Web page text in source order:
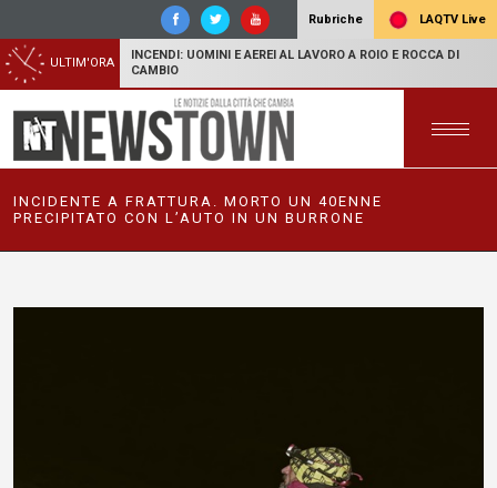
Rubriche LAQTV Live
ULTIM'ORA
INCENDI: UOMINI E AEREI AL LAVORO A ROIO E ROCCA DI
CAMBIO
INCIDENTE A FRATTURA. MORTO UN 40ENNE
PRECIPITATO CON L’AUTO IN UN BURRONE